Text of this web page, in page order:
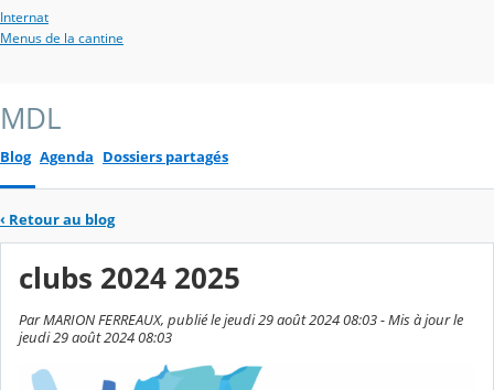
Internat
Menus de la cantine
MDL
Blog Agenda Dossiers partagés
‹ Retour au blog
clubs 2024 2025
Par MARION FERREAUX, publié le jeudi 29 août 2024 08:03 - Mis à jour le
jeudi 29 août 2024 08:03